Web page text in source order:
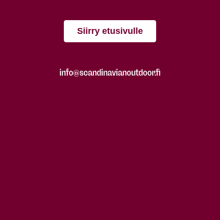
Siirry etusivulle
info@scandinavianoutdoor.fi